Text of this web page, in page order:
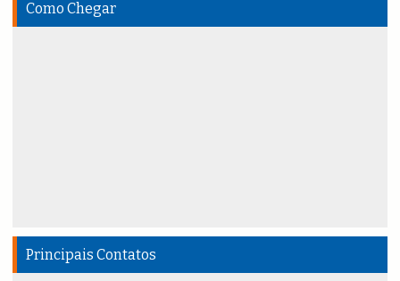
Como Chegar
Principais Contatos